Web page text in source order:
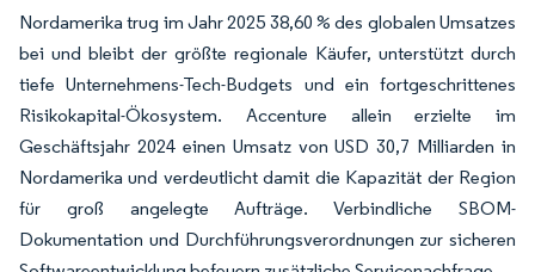
Nordamerika trug im Jahr 2025 38,60 % des globalen Umsatzes
bei und bleibt der größte regionale Käufer, unterstützt durch
tiefe Unternehmens-Tech-Budgets und ein fortgeschrittenes
Risikokapital-Ökosystem. Accenture allein erzielte im
Geschäftsjahr 2024 einen Umsatz von USD 30,7 Milliarden in
Nordamerika und verdeutlicht damit die Kapazität der Region
für groß angelegte Aufträge. Verbindliche SBOM-
Dokumentation und Durchführungsverordnungen zur sicheren